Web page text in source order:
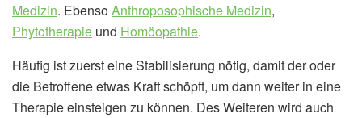
Medizin. EbensoAnthroposophische Medizin,
Phytotherapie und Homöopathie.
Häufig ist zuerst eine Stabilisierung nötig, damit der oder
die Betroffene etwas Kraft schöpft, um dann weiter in eine
Therapie einsteigen zu können. Des Weiteren wird auch